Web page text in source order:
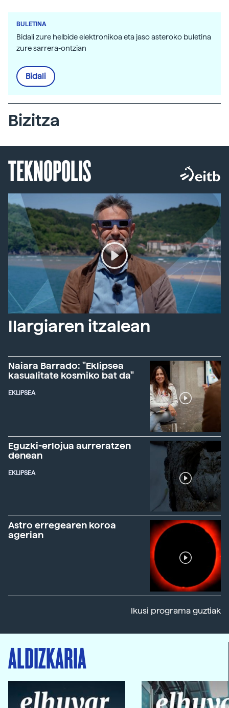
BULETINA
Bidali zure helbide elektronikoa eta jaso asteroko buletina
zure sarrera-ontzian
Bidali
Bizitza
TEKNOPOLIS
Ilargiaren itzalean
Naiara Barrado: "Eklipsea
kasualitate kosmiko bat da"
EKLIPSEA
Eguzki-erlojua aurreratzen
denean
EKLIPSEA
Astro erregearen koroa
agerian
Ikusi programa guztiak
ALDIZKARIA